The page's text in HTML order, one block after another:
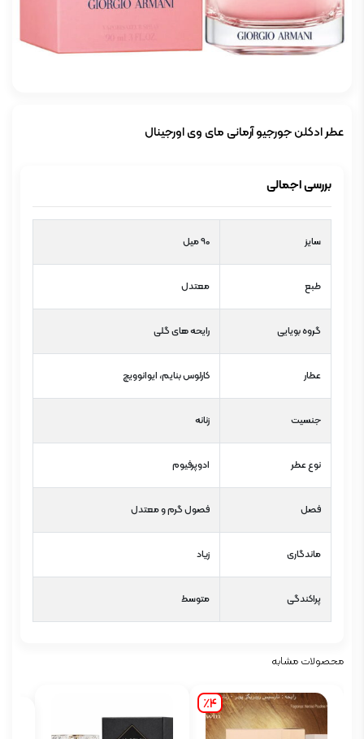
عطر ادکلن جورجیو آرمانی مای وی اورجینال
بررسی اجمالی
سایز 90 میل
طبع معتدل
گروه بویایی رایحه های گلی
عطار کارلوس بنایم، ایوانوویچ
جنسیت زنانه
نوع عطر ادوپرفیوم
فصل فصول گرم و معتدل
ماندگاری زیاد
پراکندگی متوسط
محصولات مشابه
٪4